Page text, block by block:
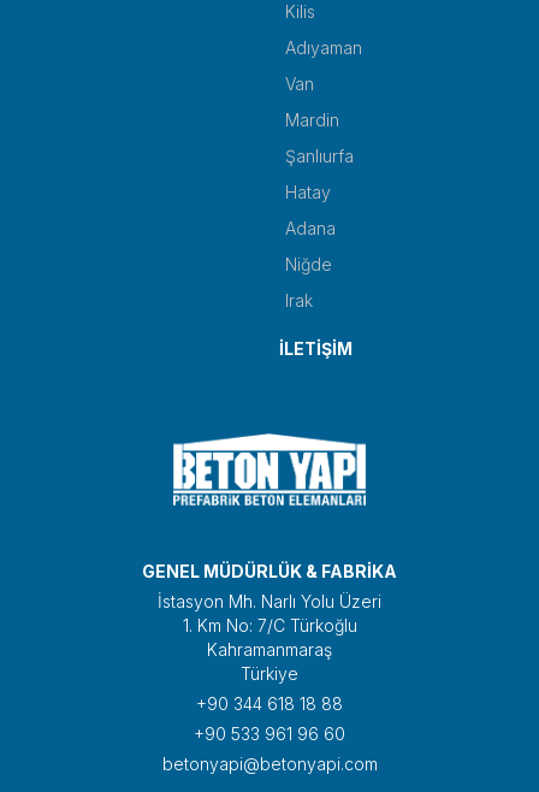
Kilis
Adıyaman
Van
Mardin
Şanlıurfa
Hatay
Adana
Niğde
Irak
İLETİŞİM
GENEL MÜDÜRLÜK & FABRİKA
İstasyon Mh. Narlı Yolu Üzeri
1. Km No: 7/C Türkoğlu
Kahramanmaraş
Türkiye
+90 344 618 18 88
+90 533 961 96 60
betonyapi@betonyapi.com